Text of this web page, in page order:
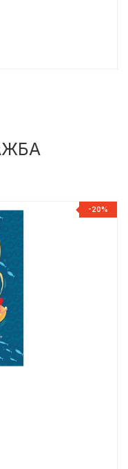
-20%